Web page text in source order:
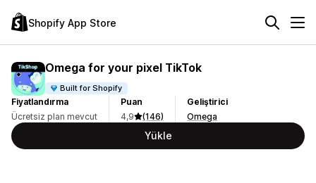
Shopify App Store
Omega for your pixel TikTok
Built for Shopify
Fiyatlandırma
Ücretsiz plan mevcut
Puan
4,9
(146)
Geliştirici
Omega
Yükle